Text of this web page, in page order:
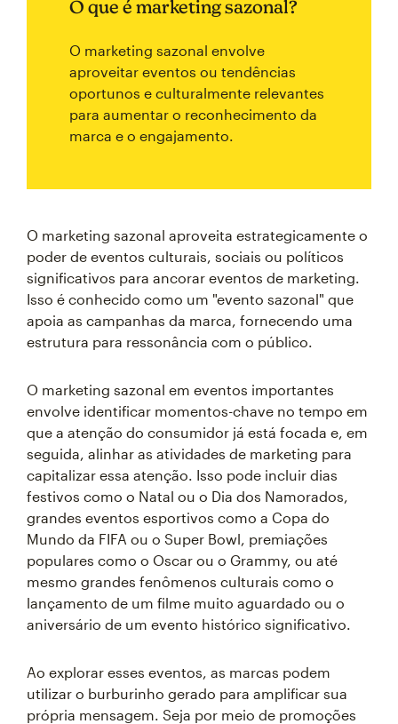
O que é marketing sazonal?
O marketing sazonal envolve
aproveitar eventos ou tendências
oportunos e culturalmente relevantes
para aumentar o reconhecimento da
marca e o engajamento.
O marketing sazonal aproveita estrategicamente o
poder de eventos culturais, sociais ou políticos
significativos para ancorar eventos de marketing.
Isso é conhecido como um "evento sazonal" que
apoia as campanhas da marca, fornecendo uma
estrutura para ressonância com o público.
O marketing sazonal em eventos importantes
envolve identificar momentos-chave no tempo em
que a atenção do consumidor já está focada e, em
seguida, alinhar as atividades de marketing para
capitalizar essa atenção. Isso pode incluir dias
festivos como o Natal ou o Dia dos Namorados,
grandes eventos esportivos como a Copa do
Mundo da FIFA ou o Super Bowl, premiações
populares como o Oscar ou o Grammy, ou até
mesmo grandes fenômenos culturais como o
lançamento de um filme muito aguardado ou o
aniversário de um evento histórico significativo.
Ao explorar esses eventos, as marcas podem
utilizar o burburinho gerado para amplificar sua
própria mensagem. Seja por meio de promoções